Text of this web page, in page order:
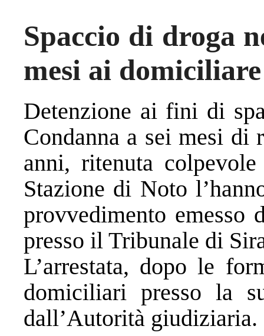
Spaccio di droga
mesi ai
Detenzione ai fini di
Condanna a sei mesi di
anni, ritenuta
Stazione di Noto
provvedimento emesso
presso il Tribunale di
L’arrestata, dopo le
domiciliari presso la
dall’Autorità giudiziaria.